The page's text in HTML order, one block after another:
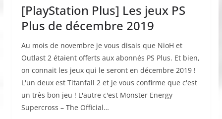
[PlayStation Plus] Les jeux PS
Plus de décembre 2019
Au mois de novembre je vous disais que NioH et
Outlast 2 étaient offerts aux abonnés PS Plus. Et bien,
on connait les jeux qui le seront en décembre 2019 !
L'un deux est Titanfall 2 et je vous confirme que c'est
un très bon jeu ! L'autre c'est Monster Energy
Supercross – The Official…